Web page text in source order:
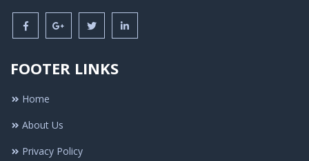
FOOTER LINKS
Home
About Us
Privacy Policy